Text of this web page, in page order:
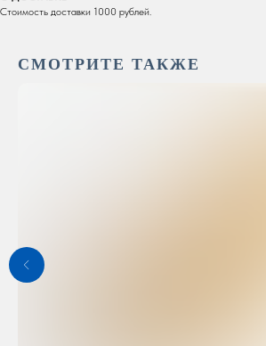
Стоимость доставки 1000 рублей.
СМОТРИТЕ ТАКЖЕ